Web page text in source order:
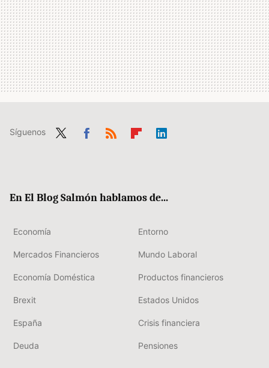
Síguenos
En El Blog Salmón hablamos de...
Economía Entorno
Mercados Financieros Mundo Laboral
Economía Doméstica Productos financieros
Brexit Estados Unidos
España Crisis financiera
Deuda Pensiones